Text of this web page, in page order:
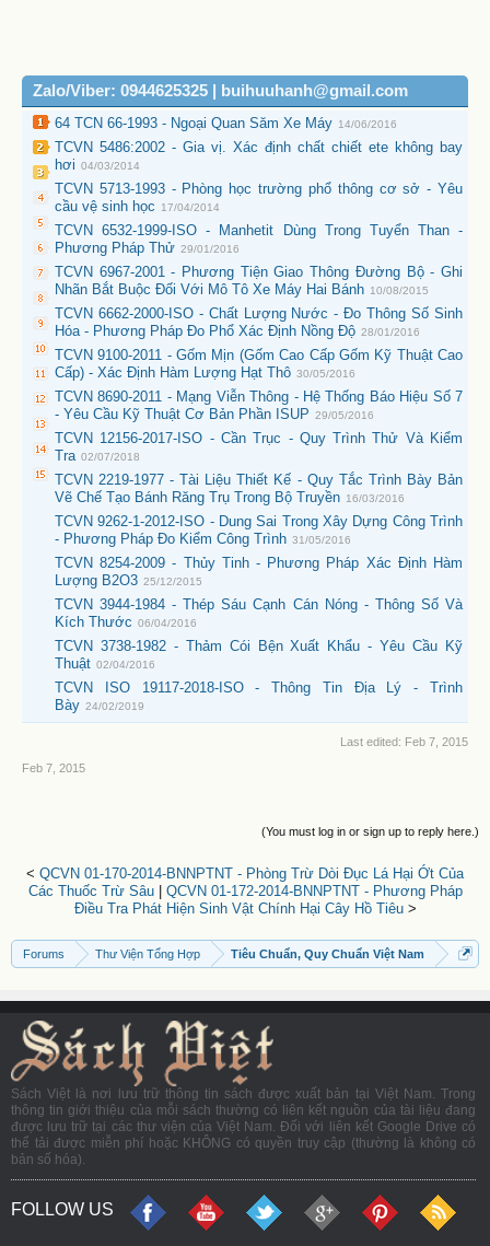
Zalo/Viber: 0944625325 | buihuuhanh@gmail.com
64 TCN 66-1993 - Ngoại Quan Săm Xe Máy 14/06/2016
TCVN 5486:2002 - Gia vị. Xác định chất chiết ete không bay
hơi 04/03/2014
TCVN 5713-1993 - Phòng học trường phổ thông cơ sở - Yêu
cầu vệ sinh học
17/04/2014
TCVN 6532-1999-ISO - Manhetit Dùng Trong Tuyển Than -
Phương Pháp Thử 29/01/2016
TCVN 6967-2001 - Phương Tiện Giao Thông Đường Bộ - Ghi
Nhãn Bắt Buộc Đối Với Mô Tô Xe Máy Hai Bánh 10/08/2015
TCVN 6662-2000-ISO - Chất Lượng Nước - Đo Thông Số Sinh
Hóa - Phương Pháp Đo Phổ Xác Định Nồng Độ 28/01/2016
TCVN 9100-2011 - Gốm Mịn (Gốm Cao Cấp Gốm Kỹ Thuật Cao
Cấp) - Xác Định Hàm Lượng Hạt Thô 30/05/2016
TCVN 8690-2011 - Mạng Viễn Thông - Hệ Thống Báo Hiệu Số 7
- Yêu Cầu Kỹ Thuật Cơ Bản Phần ISUP 29/05/2016
TCVN 12156-2017-ISO - Cần Trục - Quy Trình Thử Và Kiểm
Tra 02/07/2018
TCVN 2219-1977 - Tài Liệu Thiết Kế - Quy Tắc Trình Bày Bản
Vẽ Chế Tạo Bánh Răng Trụ Trong Bộ Truyền 16/03/2016
TCVN 9262-1-2012-ISO - Dung Sai Trong Xây Dựng Công Trình
- Phương Pháp Đo Kiểm Công Trình 31/05/2016
TCVN 8254-2009 - Thủy Tinh - Phương Pháp Xác Định Hàm
Lượng B2O3 25/12/2015
TCVN 3944-1984 - Thép Sáu Cạnh Cán Nóng - Thông Số Và
Kích Thước 06/04/2016
TCVN 3738-1982 - Thảm Cói Bện Xuất Khẩu - Yêu Cầu Kỹ
Thuật 02/04/2016
TCVN ISO 19117-2018-ISO - Thông Tin Địa Lý - Trình
Bày 24/02/2019
Last edited: Feb 7, 2015
Feb 7, 2015
(You must log in or sign up to reply here.)
< QCVN 01-170-2014-BNNPTNT - Phòng Trừ Dòi Đục Lá Hại Ớt Của
Các Thuốc Trừ Sâu| QCVN 01-172-2014-BNNPTNT - Phương Pháp
Điều Tra Phát Hiện Sinh Vật Chính Hại Cây Hồ Tiêu>
Forums Thư Viện Tổng Hợp Tiêu Chuẩn, Quy Chuẩn Việt Nam
Sách Việt là nơi lưu trữ thông tin sách được xuất bản tại Việt Nam. Trong
thông tin giới thiệu của mỗi sách thường có liên kết nguồn của tài liệu đang
được lưu trữ tại các thư viện của Việt Nam. Đối với liên kết Google Drive có
thể tải được miễn phí hoặc KHÔNG có quyền truy cập (thường là không có
bản số hóa).
FOLLOW US